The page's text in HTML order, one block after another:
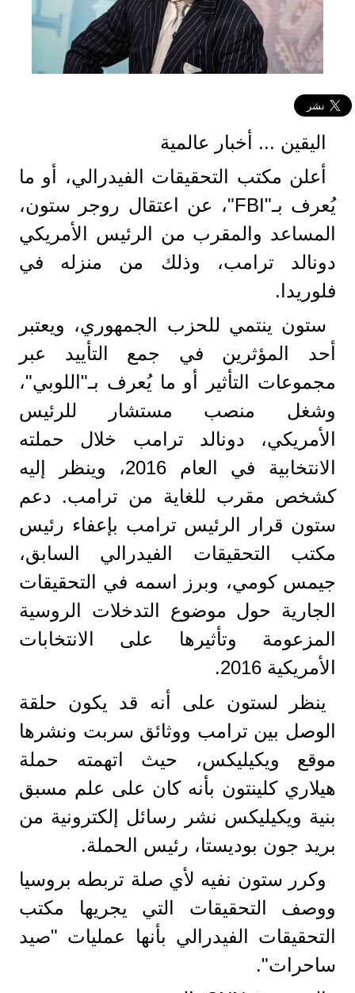
اليقين ... أخبار عالمية
أعلن مكتب التحقيقات الفيدرالي، أو ما
يُعرف بـ"FBI"، عن اعتقال روجر ستون،
المساعد والمقرب من الرئيس الأمريكي
دونالد ترامب، وذلك من منزله في
فلوريدا.
ستون ينتمي للحزب الجمهوري، ويعتبر
أحد المؤثرين في جمع التأييد عبر
مجموعات التأثير أو ما يُعرف بـ"اللوبي"،
وشغل منصب مستشار للرئيس
الأمريكي، دونالد ترامب خلال حملته
الانتخابية في العام 2016، وينظر إليه
كشخص مقرب للغاية من ترامب. دعم
ستون قرار الرئيس ترامب بإعفاء رئيس
مكتب التحقيقات الفيدرالي السابق،
جيمس كومي، وبرز اسمه في التحقيقات
الجارية حول موضوع التدخلات الروسية
المزعومة وتأثيرها على الانتخابات
الأمريكية 2016.
ينظر لستون على أنه قد يكون حلقة
الوصل بين ترامب ووثائق سربت ونشرها
موقع ويكيليكس، حيث اتهمته حملة
هيلاري كلينتون بأنه كان على علم مسبق
بنية ويكيليكس نشر رسائل إلكترونية من
بريد جون بوديستا، رئيس الحملة.
وكرر ستون نفيه لأي صلة تربطه بروسيا
ووصف التحقيقات التي يجريها مكتب
التحقيقات الفيدرالي بأنها عمليات "صيد
ساحرات".